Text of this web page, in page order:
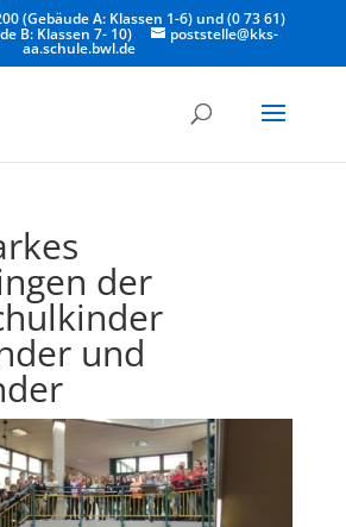
(Gebäude A: Klassen 1-6) und (0 73 61)
B: Klassen 7- 10) poststelle@kks-
aa.schule.bwl.de
der
und